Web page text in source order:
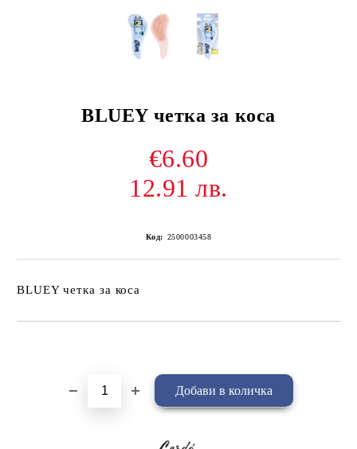
BLUEY четка за коса
€6.60
12.91 лв.
Код: 2500003458
BLUEY четка за коса